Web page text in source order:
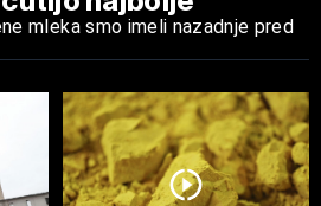
mleka smo imeli nazadnje pred